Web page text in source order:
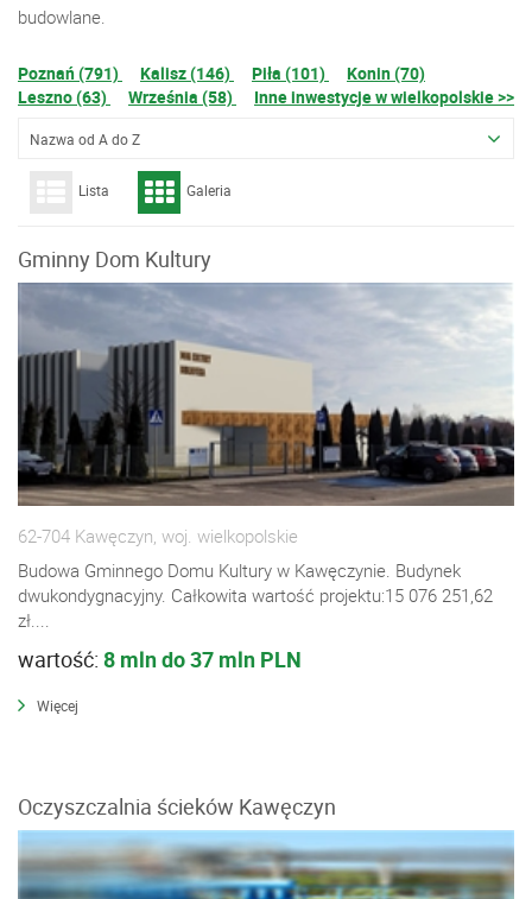
budowlane.
Poznań (791) Kalisz (146) Piła (101)
Konin (70)
Leszno (63)
Września (58) Inne inwestycje w wielkopolskie >>
Nazwa od A do Z
Lista Galeria
Gminny Dom Kultury
62-704 Kawęczyn, woj. wielkopolskie
Budowa Gminnego Domu Kultury w Kawęczynie. Budynek
dwukondygnacyjny. Całkowita wartość projektu:15 076 251,62
zł....
wartość: 8 mln do 37 mln PLN
Więcej
Oczyszczalnia ścieków Kawęczyn